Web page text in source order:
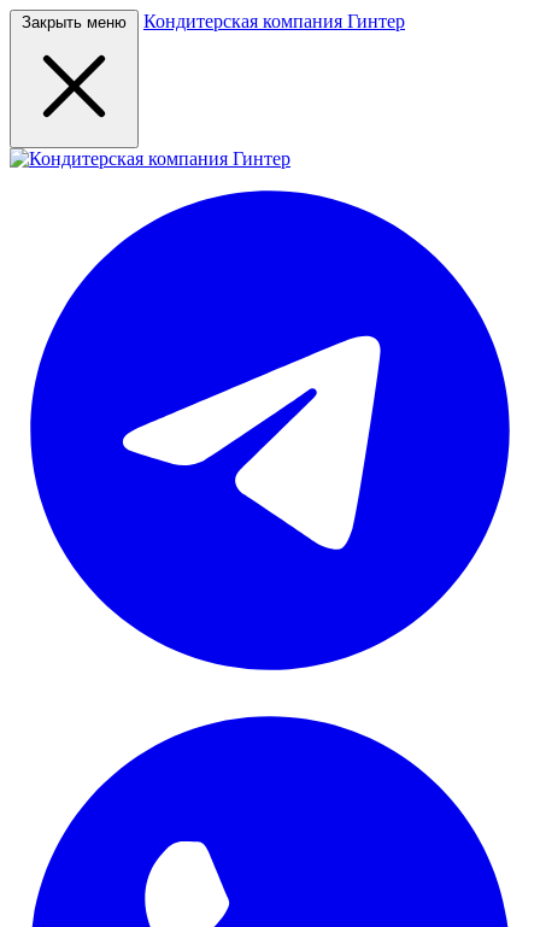
Закрыть меню Кондитерская компания Гинтер